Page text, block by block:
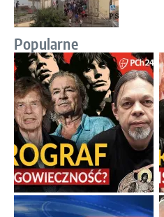
Popularne